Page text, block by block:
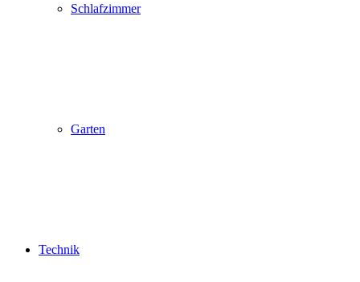
Schlafzimmer
Garten
Technik